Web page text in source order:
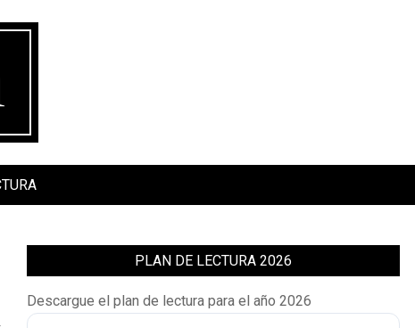
PLAN DE LECTURA 2026
Descargue el plan de lectura para el año 2026